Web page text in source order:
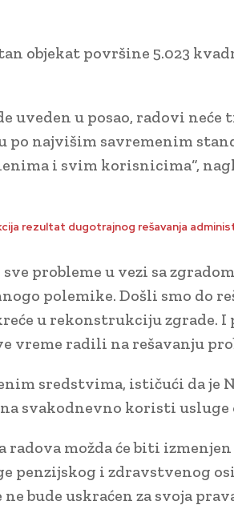
objekat površine 5.023
uveden u posao, radovi
po najvišim savremenim
i svim korisnicima“,
rezultat dugotrajnog rešavanja
probleme u vezi sa
polemike. Došli smo do
u rekonstrukciju zgrade.
vreme radili na rešavanju
sredstvima, ističući da
svakodnevno koristi
radova možda će biti
penzijskog i zdravstvenog
bude uskraćen za svoja